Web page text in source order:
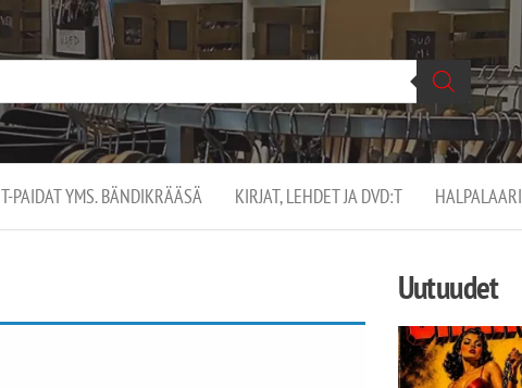
T-PAIDAT YMS. BÄNDIKRÄÄSÄ KIRJAT, LEHDET JA DVD:T HALPALAARI
Uutuudet